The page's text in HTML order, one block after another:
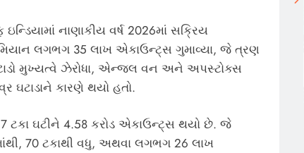
નાણાકીય વર્ષ 2026માં સક્રિય
દરમિયાન લગભગ 35 લાખ એકાઉન્ટ્સ ગુમાવ્યા, જે ત્રણ
ઘટાડો મુખ્યત્વે ઝેરોધા, એન્જલ વન અને અપસ્ટોક્સ
ઘટાડાને કારણે થયો હતો.
7 ટકા ઘટીને 4.58 કરોડ એકાઉન્ટ્સ થયો છે. જે
70 ટકાથી વધુ, અથવા લગભગ 26 લાખ